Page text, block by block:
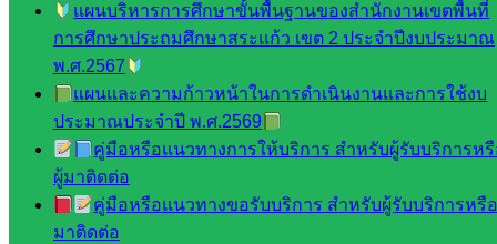
แผนบริหารการศึกษาขั้นพื้นฐานของสำนักงานเขตพื้นที่
การศึกษาประถมศึกษาสระแก้ว เขต 2 ประจำปีงบประมาณ
พ.ศ.2567
แผนและความก้าวหน้าในการดำเนินงานและการใช้งบ
ประมาณประจำปี พ.ศ.2569
คู่มือหรือแนวทางการให้บริการ สำหรับผู้รับบริการห
ผู้มาติดต่อ
คู่มือหรือแนวทางขอรับบริการ สำหรับผู้รับบริการหรื
มาติดต่อ
Tel 037-232263:
Messenger